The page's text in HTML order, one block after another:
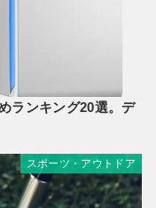
ランキング20選。デ
スポーツ・アウトドア